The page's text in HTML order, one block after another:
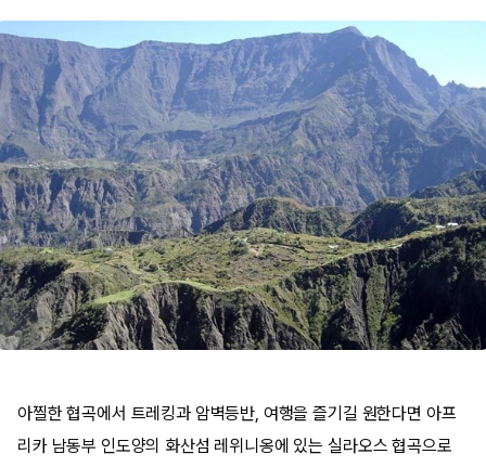
아찔한 협곡에서 트레킹과 암벽등반, 여행을 즐기길 원한다면 아프
리카 남동부 인도양의 화산섬 레위니옹에 있는 실라오스 협곡으로